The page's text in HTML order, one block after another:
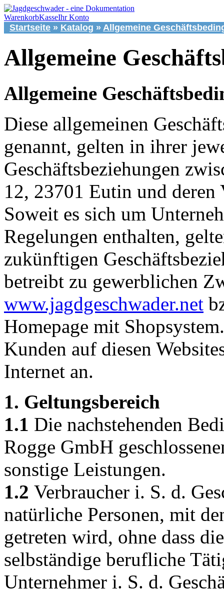
WarenkorbKasseIhr Konto
Startseite » Katalog » Allgemeine
Allgemeine
Allgemeine
Diese allgemeinen
genannt, gelten in ihrer
Geschäftsbeziehungen
12, 23701 Eutin und
Soweit es sich um
Regelungen enthalten,
zukünftigen
betreibt zu gewerblichen
www.jagdgeschwader.net
Homepage mit
Kunden auf diesen
Internet an.
1. Geltungsbereich
1.1 Die nachstehenden
Rogge GmbH
sonstige Leistungen.
1.2 Verbraucher i. S. d.
natürliche Personen, mit
getreten wird, ohne dass
selbständige berufliche
Unternehmer i. S. d.